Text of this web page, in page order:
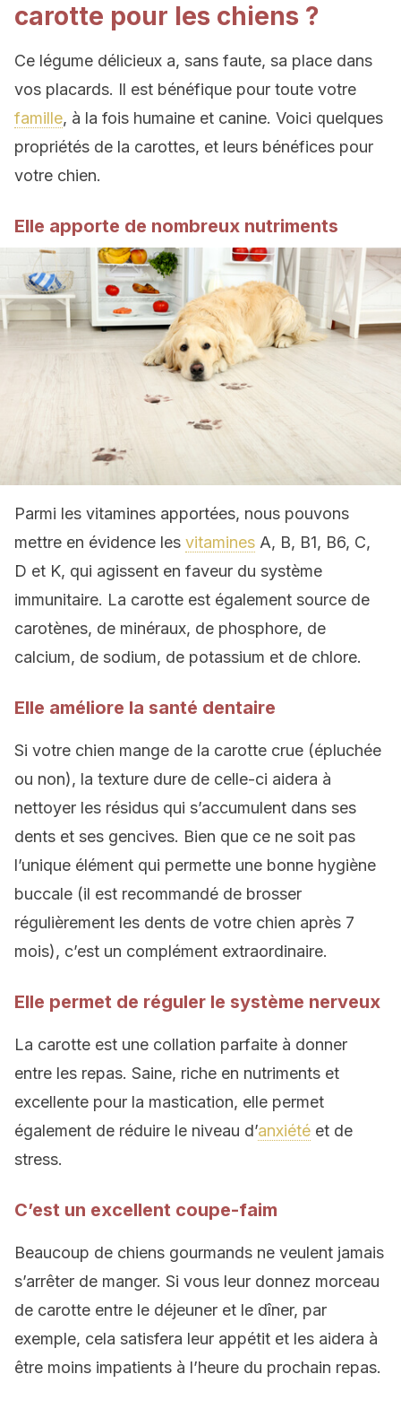
carotte pour les chiens ?
Ce légume délicieux a, sans faute, sa place dans
vos placards. Il est bénéfique pour toute votre
famille, à la fois humaine et canine. Voici quelques
propriétés de la carottes, et leurs bénéfices pour
votre chien.
Elle apporte de nombreux nutriments
Parmi les vitamines apportées, nous pouvons
mettre en évidence les vitamines A, B, B1, B6, C,
D et K, qui agissent en faveur du système
immunitaire. La carotte est également source de
carotènes, de minéraux, de phosphore, de
calcium, de sodium, de potassium et de chlore.
Elle améliore la santé dentaire
Si votre chien mange de la carotte crue (épluchée
ou non), la texture dure de celle-ci aidera à
nettoyer les résidus qui s’accumulent dans ses
dents et ses gencives. Bien que ce ne soit pas
l’unique élément qui permette une bonne hygiène
buccale (il est recommandé de brosser
régulièrement les dents de votre chien après 7
mois), c’est un complément extraordinaire.
Elle permet de réguler le système nerveux
La carotte est une collation parfaite à donner
entre les repas. Saine, riche en nutriments et
excellente pour la mastication, elle permet
également de réduire le niveau d’anxiété et de
stress.
C’est un excellent coupe-faim
Beaucoup de chiens gourmands ne veulent jamais
s’arrêter de manger. Si vous leur donnez morceau
de carotte entre le déjeuner et le dîner, par
exemple, cela satisfera leur appétit et les aidera à
être moins impatients à l’heure du prochain repas.